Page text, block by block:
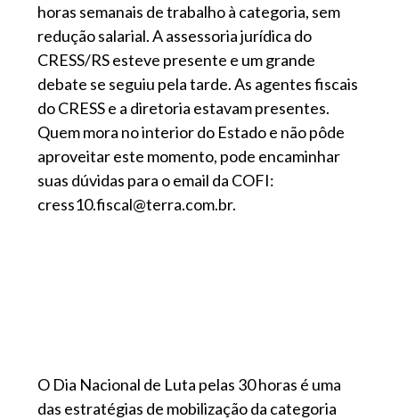
horas semanais de trabalho à categoria, sem
redução salarial. A assessoria jurídica do
CRESS/RS esteve presente e um grande
debate se seguiu pela tarde. As agentes fiscais
do CRESS e a diretoria estavam presentes.
Quem mora no interior do Estado e não pôde
aproveitar este momento, pode encaminhar
suas dúvidas para o email da COFI:
cress10.fiscal@terra.com.br.
O Dia Nacional de Luta pelas 30 horas é uma
das estratégias de mobilização da categoria